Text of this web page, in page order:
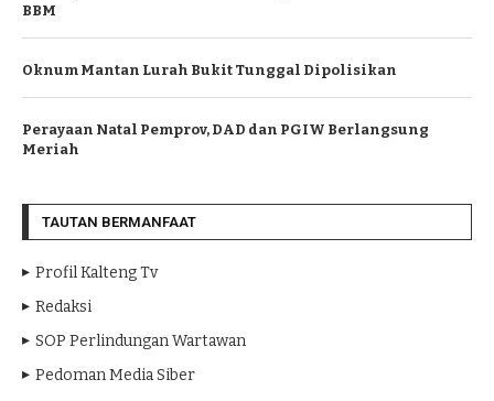
BBM
Oknum Mantan Lurah Bukit Tunggal Dipolisikan
Perayaan Natal Pemprov, DAD dan PGIW Berlangsung
Meriah
TAUTAN BERMANFAAT
Profil Kalteng Tv
Redaksi
SOP Perlindungan Wartawan
Pedoman Media Siber